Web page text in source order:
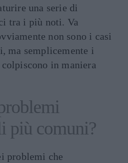
una serie di
tra i più noti. Va
non sono i casi
ma semplicemente i
in maniera
più comuni?
problemi che